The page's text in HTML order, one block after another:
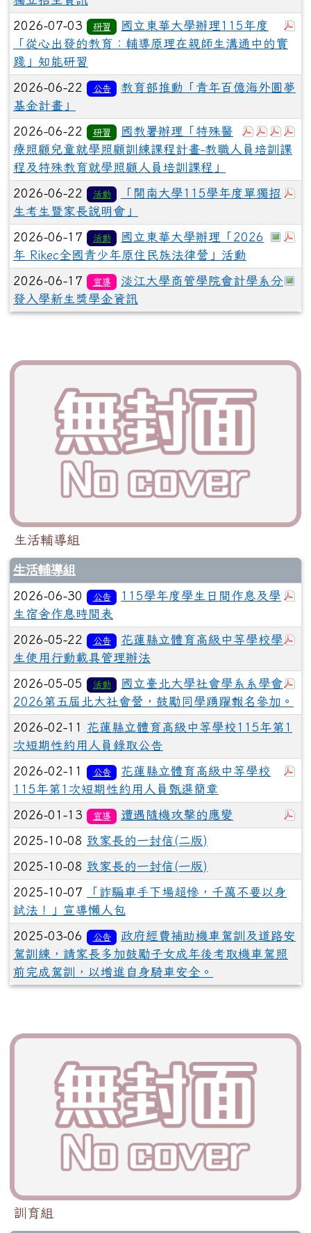
2026-07-03 研習
國立東華大學辦理115年度
「從心出發的教育：輔導原理在親師生溝通中的實
踐」知能研習
2026-06-22 公告
教育部推動「青年百億海外圓夢
基金計畫」
於彈跳視
於彈
於
2026-06-22 研習
國教署辦理「特殊醫
療照顧兒童就學照顧訓練課程計畫-教職人員培訓課
程及特殊教育就學照顧人員培訓課程」
2026-06-22 活動
「開南大學115學年度單獨招
生考生暨家長說明會」
於
2026-06-17 活動
國立東華大學辦理「2026
年 Rikec全國青少年原住民族法律營」活動
2026-06-17 宣導
淡江大學商管學院會計學系分
發入學新生獎學金資訊
生活輔導組
生活輔導組
2026-06-30 公告
115學年度學生日間作息及學
生宿舍作息時間表
2026-05-22 公告
花蓮縣立體育高級中等學校學
生使用行動載具管理辦法
2026-05-05 活動
國立臺北大學社會學系系學會
2026第五屆北大社會營，鼓勵同學踴躍報名參加。
2026-02-11 花蓮縣立體育高級中等學校115年第1
次短期性約用人員錄取公告
2026-02-11 公告
花蓮縣立體育高級中等學校
115年第1次短期性約用人員甄選簡章
2026-01-13 宣導 遭遇隨機攻擊的應變
2025-10-08 致家長的一封信(二版)
2025-10-08 致家長的一封信(一版)
2025-10-07
「詐騙車手下場超慘，千萬不要以身
試法！」宣導懶人包
2025-03-06 公告
政府經費補助機車駕訓及道路安
駕訓練，請家長多加鼓勵子女成年後考取機車駕照
前完成駕訓，以增進自身騎車安全。
訓育組